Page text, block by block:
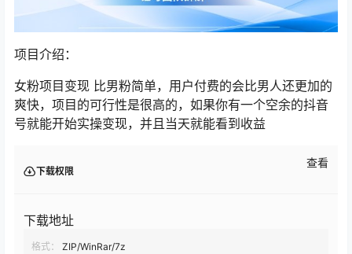
项目介绍：
女粉项目变现 比男粉简单，用户付费的会比男人还更加的
爽快，项目的可行性是很高的，如果你有一个空余的抖音
号就能开始实操变现，并且当天就能看到收益
下载权限
查看
下载地址
格式：
ZIP/WinRar/7z